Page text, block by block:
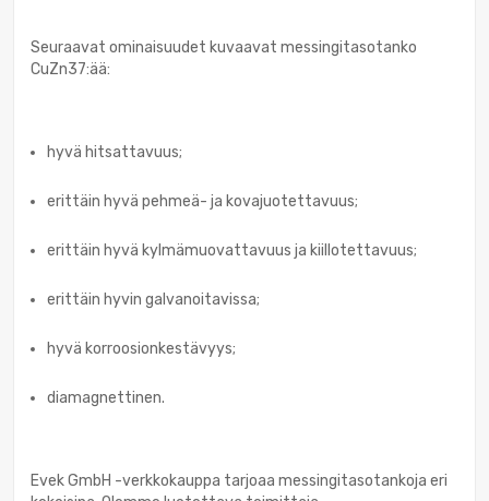
Seuraavat ominaisuudet kuvaavat messingitasotanko
CuZn37:ää:
hyvä hitsattavuus;
erittäin hyvä pehmeä- ja kovajuotettavuus;
erittäin hyvä kylmämuovattavuus ja kiillotettavuus;
erittäin hyvin galvanoitavissa;
hyvä korroosionkestävyys;
diamagnettinen.
Evek GmbH -verkkokauppa tarjoaa messingitasotankoja eri